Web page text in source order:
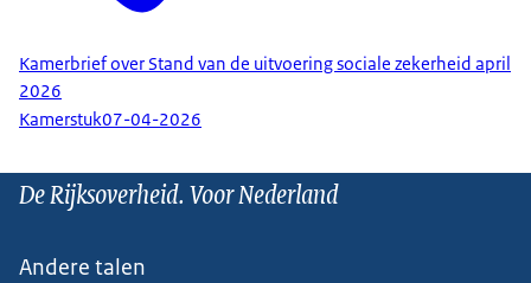
Kamerbrief over Stand van de uitvoering sociale zekerheid april
2026
Kamerstuk07-04-2026
De Rijksoverheid. Voor Nederland
Andere talen